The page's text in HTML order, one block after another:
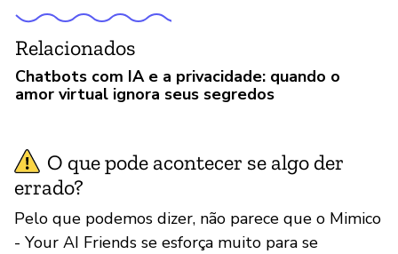
Relacionados
Chatbots com IA e a privacidade: quando o
amor virtual ignora seus segredos
O que pode acontecer se algo der
errado?
Pelo que podemos dizer, não parece que o Mimico
- Your AI Friends se esforça muito para se